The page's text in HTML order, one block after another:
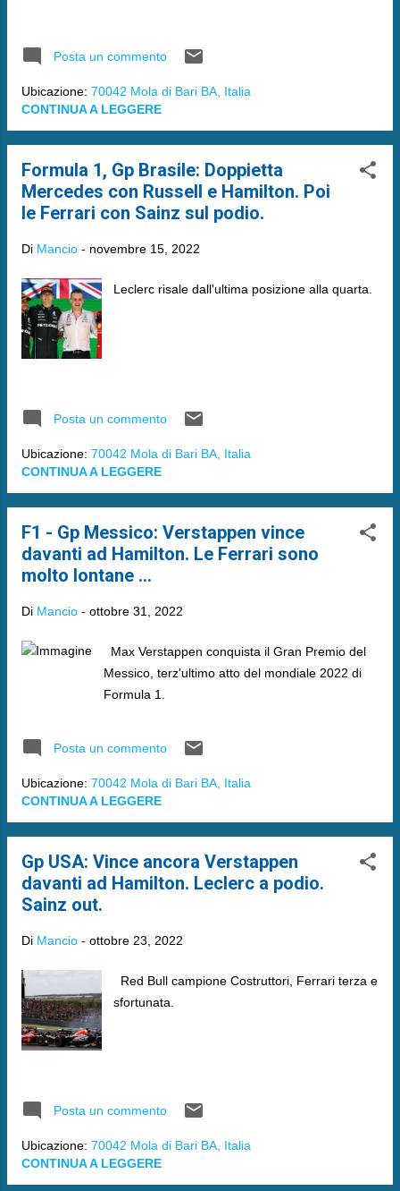
Posta un commento
Ubicazione: 70042 Mola di Bari BA, Italia
CONTINUA A LEGGERE
Formula 1, Gp Brasile: Doppietta
Mercedes con Russell e Hamilton. Poi
le Ferrari con Sainz sul podio.
Di Mancio - novembre 15, 2022
Leclerc risale dall'ultima posizione alla quarta.
Posta un commento
Ubicazione: 70042 Mola di Bari BA, Italia
CONTINUA A LEGGERE
F1 - Gp Messico: Verstappen vince
davanti ad Hamilton. Le Ferrari sono
molto lontane ...
Di Mancio - ottobre 31, 2022
Max Verstappen conquista il Gran Premio del
Messico, terz'ultimo atto del mondiale 2022 di
Formula 1.
Posta un commento
Ubicazione: 70042 Mola di Bari BA, Italia
CONTINUA A LEGGERE
Gp USA: Vince ancora Verstappen
davanti ad Hamilton. Leclerc a podio.
Sainz out.
Di Mancio - ottobre 23, 2022
Red Bull campione Costruttori, Ferrari terza e
sfortunata.
Posta un commento
Ubicazione: 70042 Mola di Bari BA, Italia
CONTINUA A LEGGERE